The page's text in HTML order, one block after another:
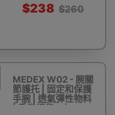
$238 $260
MEDEX W02 - 腕關
節護托 | 固定和保護
手腕 | 透氣彈性物料
| 香港行貨 - 右